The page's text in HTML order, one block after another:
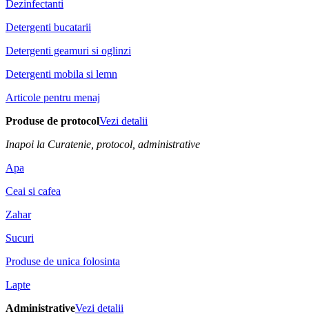
Dezinfectanti
Detergenti bucatarii
Detergenti geamuri si oglinzi
Detergenti mobila si lemn
Articole pentru menaj
Produse de protocolVezi detalii
Inapoi la Curatenie, protocol, administrative
Apa
Ceai si cafea
Zahar
Sucuri
Produse de unica folosinta
Lapte
AdministrativeVezi detalii